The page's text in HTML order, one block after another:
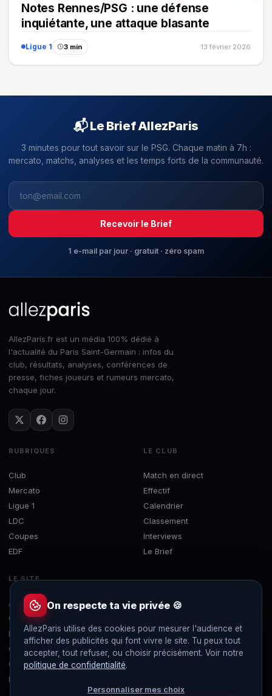
Notes Rennes/PSG : une défense
inquiétante, une attaque blasante
Ligue 1 3 min 13 février 2026
📬 Le Brief AllezParis
3 minutes pour tout savoir sur le PSG. Chaque matin à 7h :
mercato, matchs, analyses et les temps forts de la communauté.
Recevoir le Brief
1 e-mail par jour · gratuit · zéro spam
AllezParis.fr est un média 100% dédié à
l'actualité du Paris Saint-Germain : infos du
club, résultats, analyses, conférences de
presse, fiches joueurs et rumeurs mercato,
chaque jour.
RUBRIQUES
Club
Mercato
Ligue 1
LDC
Coupes
EDF
LE CLUB
Match en direct
Effectif
Calendrier
Classement
Interviews
Le Brief
LE SITE
À propos
Contact
Mentions légales
Confidentialité
Gérer les cookies
Flux RSS
On respecte ta vie privée 🍪
AllezParis utilise des cookies pour mesurer l'audience et
afficher des publicités qui font vivre le site. Tu peux tout
accepter, tout refuser, ou choisir précisément. Voir notre
politique de confidentialité.
Personnaliser mes choix